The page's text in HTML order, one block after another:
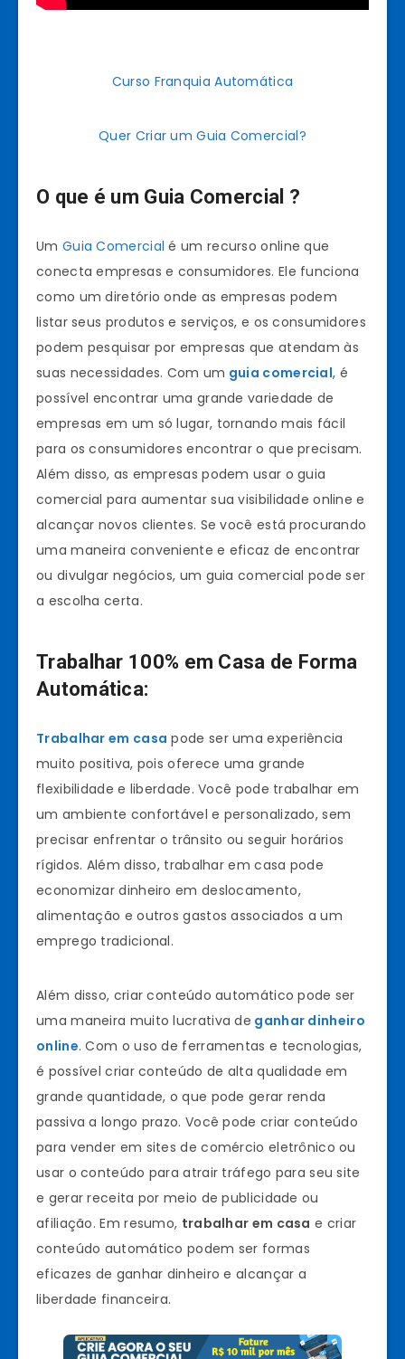
Curso Franquia Automática
Quer Criar um Guia Comercial?
O que é um Guia Comercial ?
Um Guia Comercial é um recurso online que
conecta empresas e consumidores. Ele funciona
como um diretório onde as empresas podem
listar seus produtos e serviços, e os consumidores
podem pesquisar por empresas que atendam às
suas necessidades. Com um guia comercial, é
possível encontrar uma grande variedade de
empresas em um só lugar, tornando mais fácil
para os consumidores encontrar o que precisam.
Além disso, as empresas podem usar o guia
comercial para aumentar sua visibilidade online e
alcançar novos clientes. Se você está procurando
uma maneira conveniente e eficaz de encontrar
ou divulgar negócios, um guia comercial pode ser
a escolha certa.
Trabalhar 100% em Casa de Forma
Automática:
Trabalhar em casa pode ser uma experiência
muito positiva, pois oferece uma grande
flexibilidade e liberdade. Você pode trabalhar em
um ambiente confortável e personalizado, sem
precisar enfrentar o trânsito ou seguir horários
rígidos. Além disso, trabalhar em casa pode
economizar dinheiro em deslocamento,
alimentação e outros gastos associados a um
emprego tradicional.
Além disso, criar conteúdo automático pode ser
uma maneira muito lucrativa de ganhar dinheiro
online. Com o uso de ferramentas e tecnologias,
é possível criar conteúdo de alta qualidade em
grande quantidade, o que pode gerar renda
passiva a longo prazo. Você pode criar conteúdo
para vender em sites de comércio eletrônico ou
usar o conteúdo para atrair tráfego para seu site
e gerar receita por meio de publicidade ou
afiliação. Em resumo, trabalhar em casa e criar
conteúdo automático podem ser formas
eficazes de ganhar dinheiro e alcançar a
liberdade financeira.